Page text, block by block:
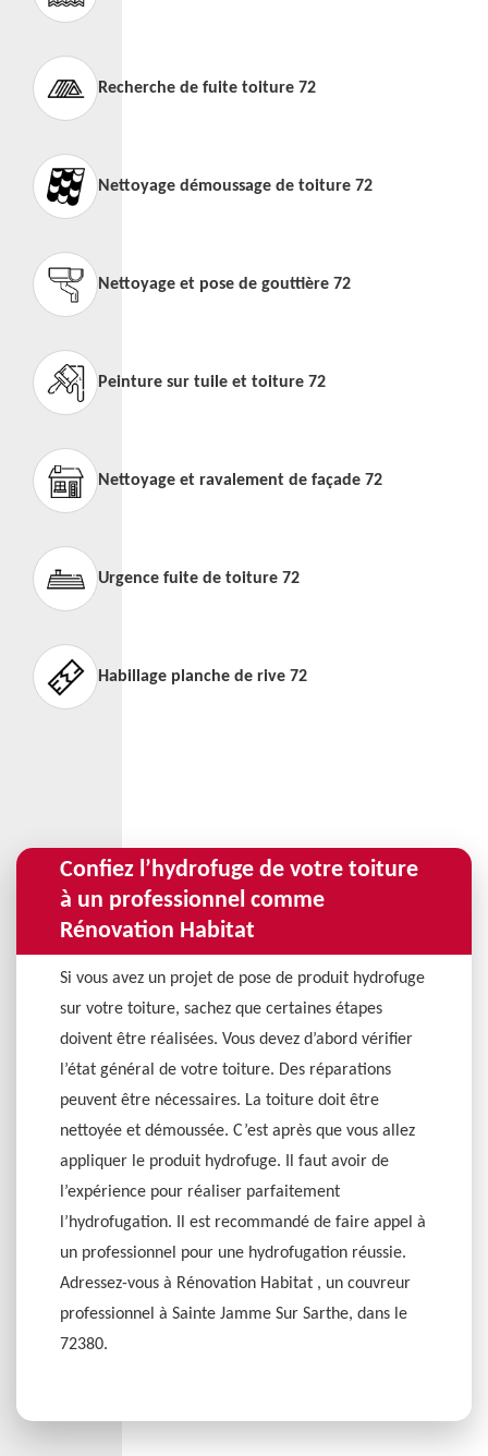
Recherche de fuite toiture 72
Nettoyage démoussage de toiture 72
Nettoyage et pose de gouttière 72
Peinture sur tuile et toiture 72
Nettoyage et ravalement de façade 72
Urgence fuite de toiture 72
Habillage planche de rive 72
Confiez l’hydrofuge de votre toiture
à un professionnel comme
Rénovation Habitat
Si vous avez un projet de pose de produit hydrofuge
sur votre toiture, sachez que certaines étapes
doivent être réalisées. Vous devez d’abord vérifier
l’état général de votre toiture. Des réparations
peuvent être nécessaires. La toiture doit être
nettoyée et démoussée. C’est après que vous allez
appliquer le produit hydrofuge. Il faut avoir de
l’expérience pour réaliser parfaitement
l’hydrofugation. Il est recommandé de faire appel à
un professionnel pour une hydrofugation réussie.
Adressez-vous à Rénovation Habitat , un couvreur
professionnel à Sainte Jamme Sur Sarthe, dans le
72380.